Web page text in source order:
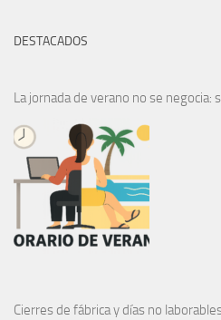
DESTACADOS
La jornada de verano no se negocia:
Cierres de fábrica y días no